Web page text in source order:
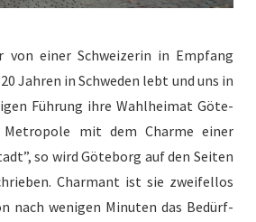
von ein­er Schweiz­erin in Emp­fang
Jahren in Schwe­den lebt und uns in
Führung ihre Wahlheimat Göte­
Metro­pole mit dem Charme ein­er
so wird Göte­borg auf den Seit­en
Char­mant ist sie zweifel­los
nach weni­gen Minuten das Bedürf­